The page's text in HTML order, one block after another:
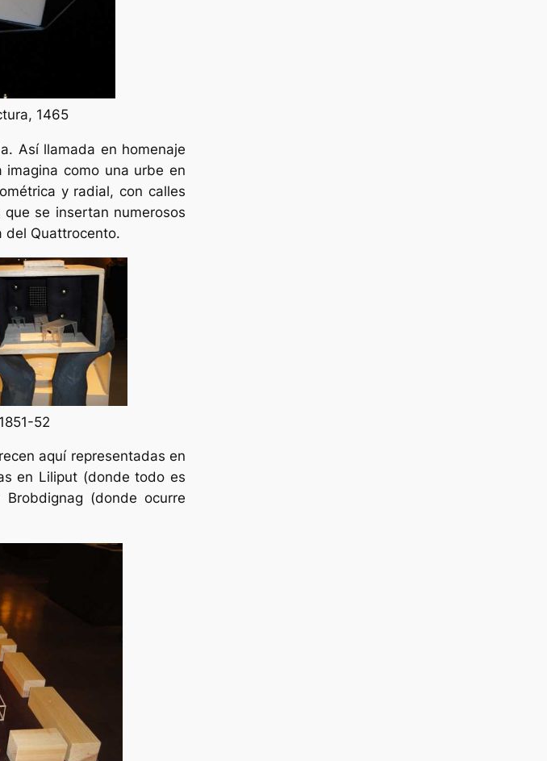
1465
Así llamada en homenaje
imagina como una urbe en
y radial, con calles
se insertan numerosos
del Quattrocento.
52
aquí representadas en
en Liliput (donde todo es
(donde ocurre